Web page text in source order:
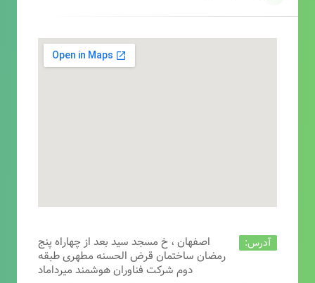
آدرس:
اصفهان ، خ مسجد سید بعد از چهاراه پنج
رمضان ساختمان قرض الحسنه مطهری طبقه
دوم شرکت فناوران هوشمند میرداماد